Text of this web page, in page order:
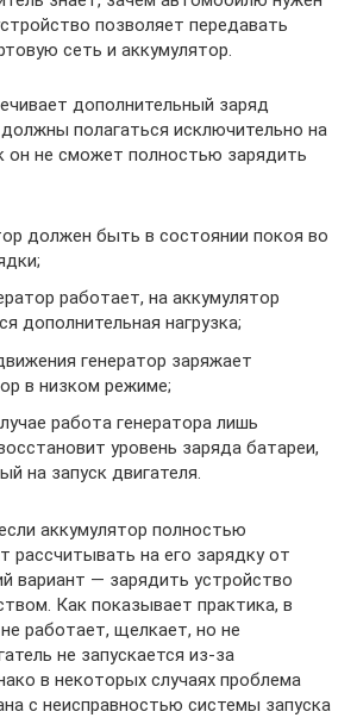
позволяет передавать
сеть и аккумулятор.
дополнительный заряд
полагаться исключительно на
он не сможет полностью зарядить
должен быть в состоянии покоя во
работает, на аккумулятор
дополнительная нагрузка;
генератор заряжает
в низком режиме;
работа генератора лишь
уровень заряда батареи,
на запуск двигателя.
аккумулятор полностью
рассчитывать на его зарядку от
вариант — зарядить устройство
Как показывает практика, в
работает, щелкает, но не
не запускается из-за
в некоторых случаях проблема
с неисправностью системы запуска